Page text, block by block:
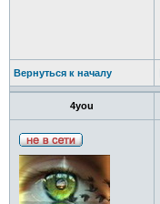
Вернуться к началу
4you